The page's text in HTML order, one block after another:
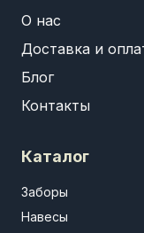
О нас
Доставка и
Блог
Контакты
Каталог
Заборы
Навесы